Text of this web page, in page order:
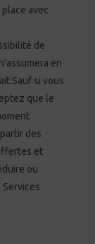
avec
de
en
si vous
que le
des
et
ou